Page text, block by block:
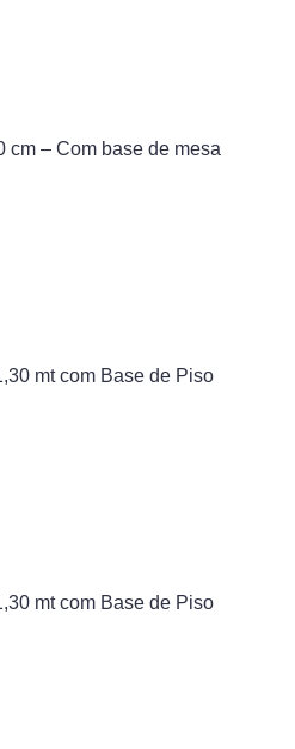
cm – Com base de mesa
mt com Base de Piso
mt com Base de Piso